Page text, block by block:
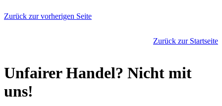
Zurück zur vorherigen Seite
Zurück zur Startseite
Unfairer Handel? Nicht mit
uns!